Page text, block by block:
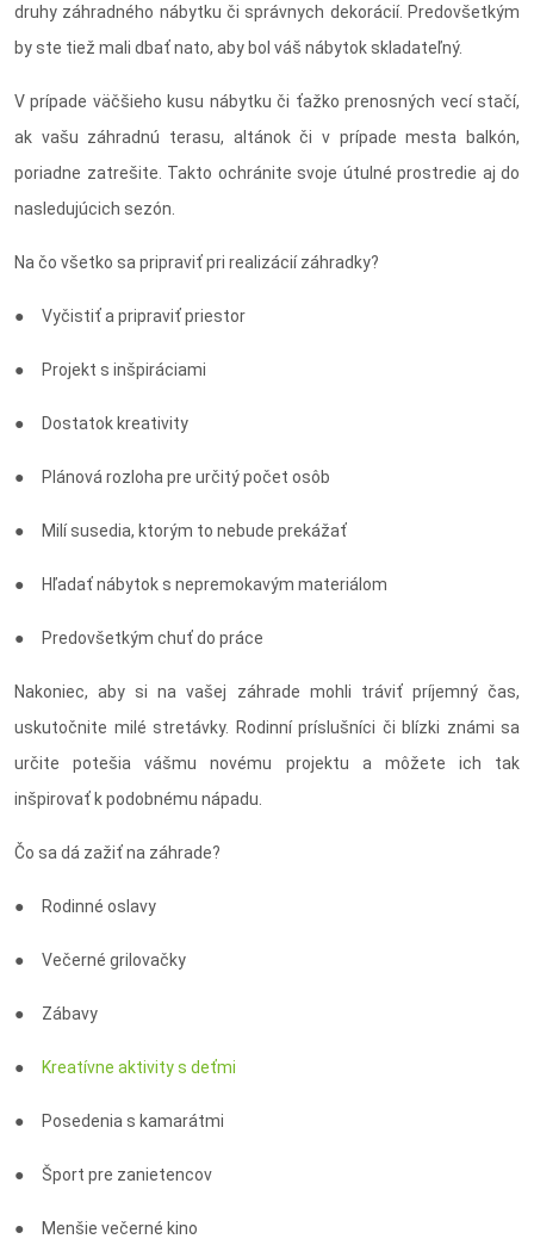
druhy záhradného nábytku či správnych dekorácií. Predovšetkým
by ste tiež mali dbať nato, aby bol váš nábytok skladateľný.
V prípade väčšieho kusu nábytku či ťažko prenosných vecí stačí,
ak vašu záhradnú terasu, altánok či v prípade mesta balkón,
poriadne zatrešite. Takto ochránite svoje útulné prostredie aj do
nasledujúcich sezón.
Na čo všetko sa pripraviť pri realizácií záhradky?
● Vyčistiť a pripraviť priestor
● Projekt s inšpiráciami
● Dostatok kreativity
● Plánová rozloha pre určitý počet osôb
● Milí susedia, ktorým to nebude prekážať
● Hľadať nábytok s nepremokavým materiálom
● Predovšetkým chuť do práce
Nakoniec, aby si na vašej záhrade mohli tráviť príjemný čas,
uskutočnite milé stretávky. Rodinní príslušníci či blízki známi sa
určite potešia vášmu novému projektu a môžete ich tak
inšpirovať k podobnému nápadu.
Čo sa dá zažiť na záhrade?
● Rodinné oslavy
● Večerné grilovačky
● Zábavy
● Kreatívne aktivity s deťmi
● Posedenia s kamarátmi
● Šport pre zanietencov
● Menšie večerné kino